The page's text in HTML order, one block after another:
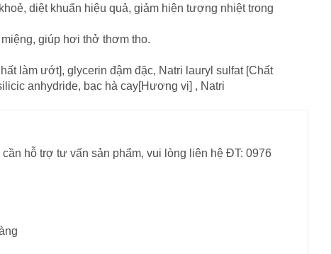
diệt khuẩn hiệu quả, giảm hiện tượng nhiệt trong
giúp hơi thở thơm tho.
làm ướt], glycerin đậm đặc, Natri lauryl sulfat [Chất
anhydride, bạc hà cay[Hương vị] , Natri
hỗ trợ tư vấn sản phẩm, vui lòng liên hệ ĐT: 0976